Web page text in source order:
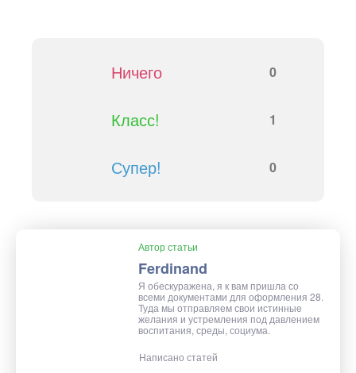
Ничего 0
Класс! 1
Супер! 0
Автор статьи
Ferdinand
Я обескуражена, я к вам пришла со
всеми документами для оформления 28.
Туда мы отправляем свои истинные
желания и устремления под давлением
воспитания, среды, социума.
Написано статей